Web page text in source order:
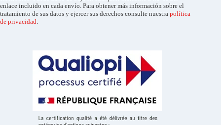
enlace incluido en cada envío. Para obtener más información sobre el
tratamiento de sus datos y ejercer sus derechos consulte nuestra política
de privacidad.